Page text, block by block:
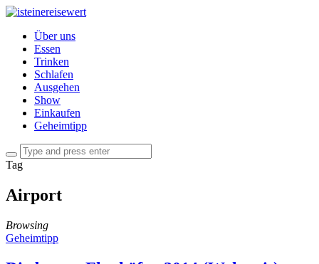
Über uns
Essen
Trinken
Schlafen
Ausgehen
Show
Einkaufen
Geheimtipp
Tag
Airport
Browsing
Geheimtipp